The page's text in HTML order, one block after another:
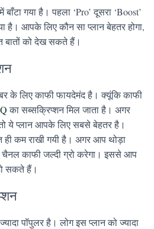
गया है। पहला ‘Pro’ दूसरा ‘Boost’
है। आपके लिए कौन सा प्लान बेहतर होगा,
को देख सकते हैं।
के लिए काफी फायदेमंद है। क्यूंकि काफी
का सब्सक्रिप्शन मिल जाता है। अगर
ये प्लान आपके लिए सबसे बेहतर है।
ही कम राखी गयी है। अगर आप थोड़ा
काफी जल्दी ग्रो करेगा। इससे आप
सकते हैं।
पॉपुलर है। लोग इस प्लान को ज्यादा